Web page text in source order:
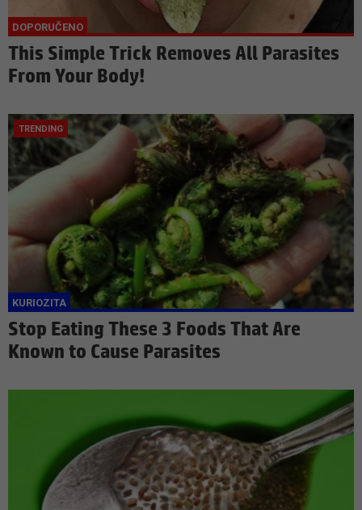
This Simple Trick Removes All Parasites
From Your Body!
Stop Eating These 3 Foods That Are
Known to Cause Parasites